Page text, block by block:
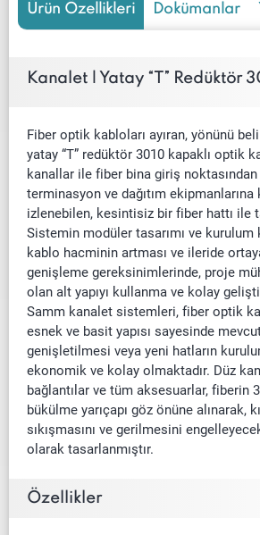
Ürün Özellikleri Dokümanlar
Kanalet | Yatay “T” Redüktör
Fiber optik kabloları ayıran, yönünü
yatay “T” redüktör 3010 kapaklı optik
kanallar ile fiber bina giriş
terminasyon ve dağıtım
izlenebilen, kesintisiz bir fiber hattı ile
Sistemin modüler tasarımı ve
kablo hacminin artması ve ileride
genişleme gereksinimlerinde, proje
olan alt yapıyı kullanma ve kolay
Samm kanalet sistemleri, fiber optik
esnek ve basit yapısı sayesinde
genişletilmesi veya yeni hatların
ekonomik ve kolay olmaktadır. Düz
bağlantılar ve tüm aksesuarlar, fiberin
bükülme yarıçapı göz önüne alınarak,
sıkışmasını ve gerilmesini
olarak tasarlanmıştır.
Özellikler